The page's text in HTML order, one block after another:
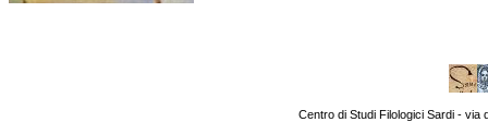
Centro di Studi Filologici Sardi - via